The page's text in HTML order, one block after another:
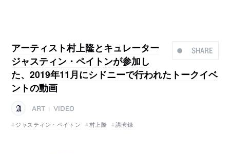
SHARE
アーティスト村上隆とキュレーター
ジャスティン・ペイトンが参加し
た、2019年11月にシドニーで行われたトークイベ
ントの動画
ART
VIDEO
ジャスティン・ペイトン
村上隆 講演録